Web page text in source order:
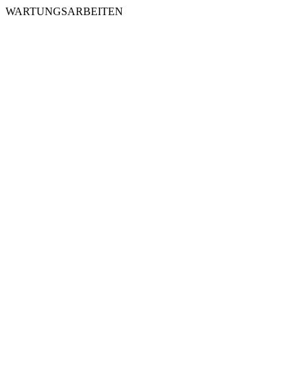
WARTUNGSARBEITEN